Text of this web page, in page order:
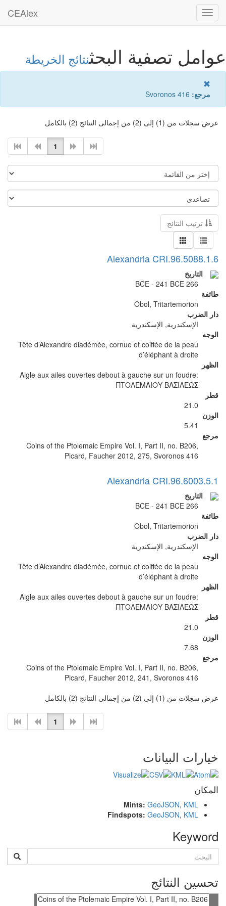
Toggle
navigation
CEAlex
عوامل تصفية البحثنتائج الخريطة
مرجع: Svoronos 416
عرض سجلات من (1) إلى (2) من إجمالى النتائج (2) بالكامل
1
ترتيب النتائج
Alexandria CRI.96.5088.1.6
التاريخ
266 BCE - 241 BCE
طائفة
Obol, Tritartemorion
دار الضرب
الإسكندرية, الإسكندرية
الوجه
Tête d’Alexandre diadémée, cornue et coiffée de la peau
d’éléphant à droite
الظهر
Aigle aux ailes ouvertes debout à gauche sur un foudre:
ΠΤΟΛΕΜΑΙΟΥ ΒΑΣΙΛΕΩΣ
قطر
21.0
الوزن
5.41
مرجع
Coins of the Ptolemaic Empire Vol. I, Part II, no. B206,
Picard, Faucher 2012, 275, Svoronos 416
Alexandria CRI.96.6003.5.1
التاريخ
266 BCE - 241 BCE
طائفة
Obol, Tritartemorion
دار الضرب
الإسكندرية, الإسكندرية
الوجه
Tête d’Alexandre diadémée, cornue et coiffée de la peau
d’éléphant à droite
الظهر
Aigle aux ailes ouvertes debout à gauche sur un foudre:
ΠΤΟΛΕΜΑΙΟΥ ΒΑΣΙΛΕΩΣ
قطر
21.0
الوزن
7.68
مرجع
Coins of the Ptolemaic Empire Vol. I, Part II, no. B206,
Picard, Faucher 2012, 241, Svoronos 416
عرض سجلات من (1) إلى (2) من إجمالى النتائج (2) بالكامل
1
خيارات البيانات
المكان
Mints: GeoJSON, KML
Findspots: GeoJSON, KML
Keyword
تحسين النتائج